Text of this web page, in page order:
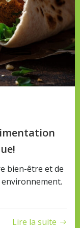
bien-être et de
Lire la suite